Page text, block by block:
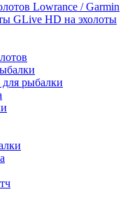
Lowrance / Garmin
GLive HD на эхолоты
рыбалки